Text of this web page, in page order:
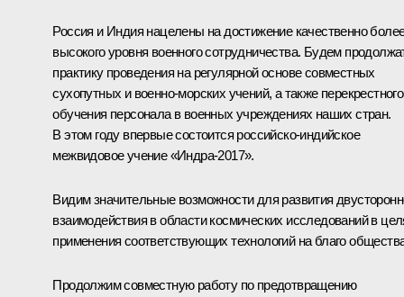
Россия и Индия нацелены на достижение качественно
высокого уровня военного сотрудничества. Будем
практику проведения на регулярной основе совместных
сухопутных и военно-морских учений, а также перекрестного
обучения персонала в военных учреждениях наших стран.
В этом году впервые состоится российско-индийское
межвидовое учение «Индра-2017».
Видим значительные возможности для развития
взаимодействия в области космических исследований в
применения соответствующих технологий на благо
Продолжим совместную работу по предотвращению